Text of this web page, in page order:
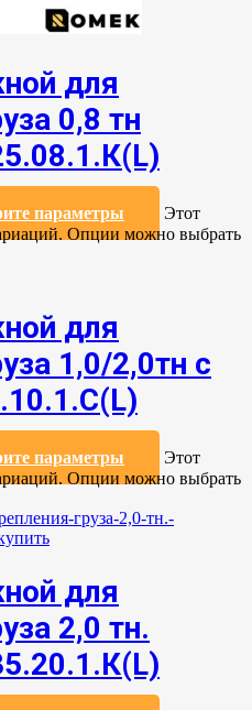
для
0,8 тн
параметры
Этот
Опции можно выбрать
для
1,0/2,0тн с
параметры
Этот
Опции можно выбрать
для
2,0 тн.